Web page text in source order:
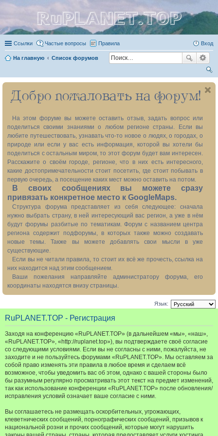
RuPLANET.TOP
Ссылки Частые вопросы Правила Вход
На главную Список форумов
ои
ск
Добро пожаловать на форум!
На этом форуме вы можете оставить отзыв, задать вопрос или
поделиться своими знаниями о любом регионе страны. Если вы
любите путешествовать, узнавать что-то новое о людях, о городах, о
природе или если у вас есть информация, которой вы хотели бы
поделиться с остальным миром, то этот форум будет вам интересен.
Расскажите о своём городе, регионе, что в них есть интересного,
какие достопримечательности стоит посетить, где стоит побывать в
первую очередь, а посещение каких мест можно оставить на потом.
В своих сообщениях вы можете сразу
привязать конкретное место к GoogleMaps.
Структура форума представляет из себя следующее: сначала
нужно выбрать страну, в ней интересующий вас регион, а уже в нём
будут форумы разбитые по тематикам. Форум с названием центра
региона содержит подфорумы, в которых также можно создавать
новые темы. Также вы можете добавлять свои мысли в уже
существующие.
Если вы не читали правила, то стоит их всё же прочесть, ссылка на
них находится над этим сообщением.
Ваши пожелания направляйте администратору форума, его
координаты находятся внизу страницы.
Язык:
RuPLANET.TOP - Регистрация
Заходя на конференцию «RuPLANET.TOP» (в дальнейшем «мы», «наш»,
«RuPLANET.TOP», «http://ruplanet.top»), вы подтверждаете своё согласие
со следующими условиями. Если вы не согласны с ними, пожалуйста, не
заходите и не пользуйтесь форумами «RuPLANET.TOP». Мы оставляем за
собой право изменять эти правила в любое время и сделаем всё
возможное, чтобы уведомить вас об этом, однако с вашей стороны было
бы разумным регулярно просматривать этот текст на предмет изменений,
так как использование конференции «RuPLANET.TOP» после обновления/
исправления условий означает ваше согласие с ними.
Вы соглашаетесь не размещать оскорбительных, угрожающих,
клеветнических сообщений, порнографических сообщений, призывов к
национальной розни и прочих сообщений, которые могут нарушить